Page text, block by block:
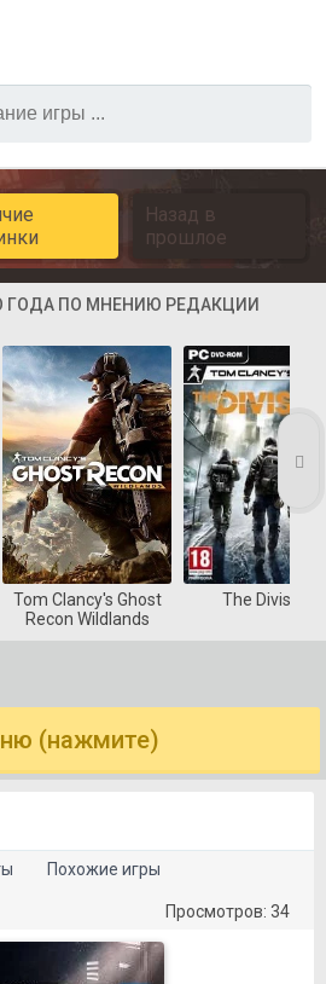
Назад в
прошлое
ГОДА ПО МНЕНИЮ РЕДАКЦИИ
Tom Clancy's Ghost
Recon Wildlands
The Division
(нажмите)
Похожие игры
Просмотров: 34